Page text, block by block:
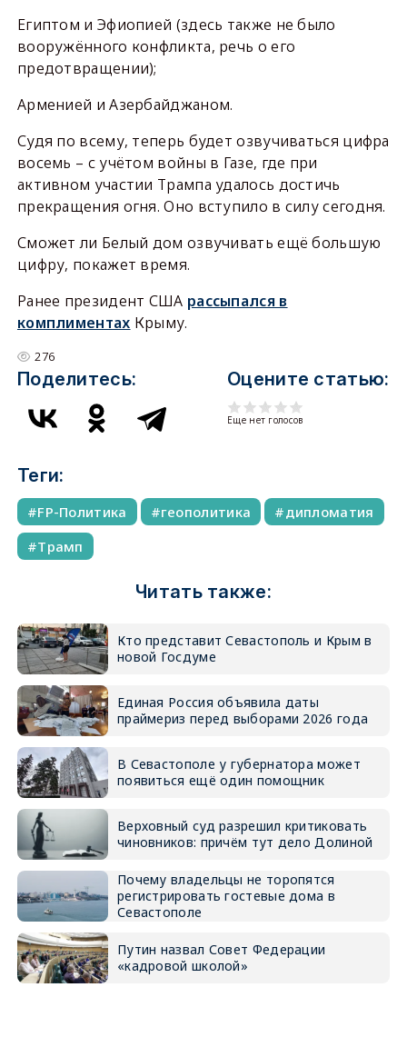
Египтом и Эфиопией (здесь также не было
вооружённого конфликта, речь о его
предотвращении);
Арменией и Азербайджаном.
Судя по всему, теперь будет озвучиваться цифра
восемь – с учётом войны в Газе, где при
активном участии Трампа удалось достичь
прекращения огня. Оно вступило в силу сегодня.
Сможет ли Белый дом озвучивать ещё большую
цифру, покажет время.
Ранее президент США рассыпался в
комплиментах Крыму.
276
Поделитесь: Оцените статью:
Еще нет голосов
Теги:
FP-Политика геополитика
дипломатия
Трамп
Читать также:
Кто представит Севастополь и Крым в
новой Госдуме
Единая Россия объявила даты
праймериз перед выборами 2026 года
В Севастополе у губернатора может
появиться ещё один помощник
Верховный суд разрешил критиковать
чиновников: причём тут дело Долиной
Почему владельцы не торопятся
регистрировать гостевые дома в
Севастополе
Путин назвал Совет Федерации
«кадровой школой»